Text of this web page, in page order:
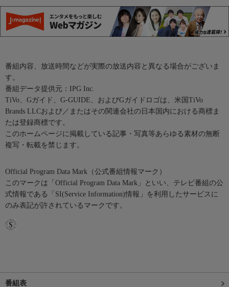
番組内容、放送時間などが実際の放送内容と異なる場合がございま
す。
番組データ提供元：IPG Inc.
TiVo、Gガイド、G-GUIDE、およびGガイドロゴは、米国TiVo
Brands LLCおよび／またはその関連会社の日本国内における商標ま
たは登録商標です。
このホームページに掲載している記事・写真等あらゆる素材の無断
複写・転載を禁じます。
Official Program Data Mark（公式番組情報マーク）
このマークは「Official Program Data Mark」といい、テレビ番組の公
式情報である「SI(Service Information)情報」を利用したサービスに
のみ表記が許されているマークです。
番組表